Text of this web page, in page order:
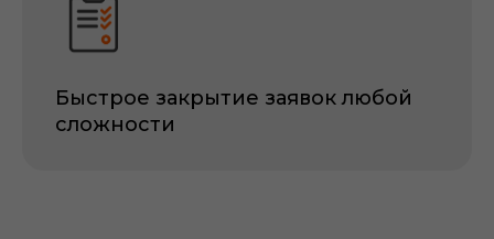
Быстрое закрытие заявок любой
сложности